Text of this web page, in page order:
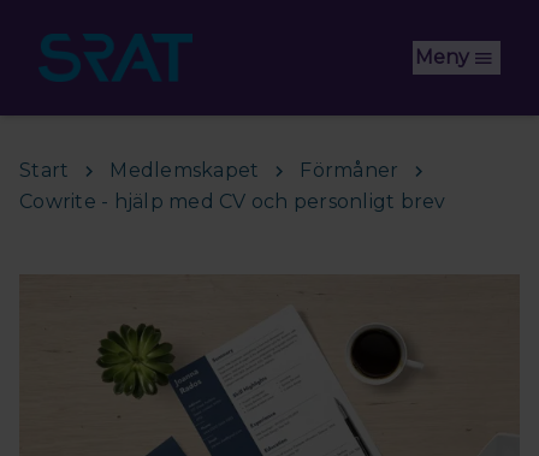
Meny
Start Medlemskapet
Förmåner
Cowrite - hjälp med CV och personligt brev